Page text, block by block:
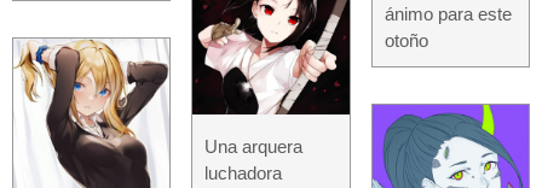
Una arquera
luchadora
ánimo para este
otoño